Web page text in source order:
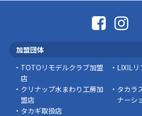
加盟団体
TOTOリモデルクラブ加盟
店
LIXILリ
クリナップ水まわり工房加
盟店
タカラ
ナーシ
タカギ取扱店